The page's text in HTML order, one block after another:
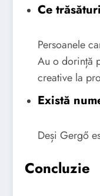
Ce
Persoanele
Au o dorință
creative la
Există
Deși Gergő
Concluzie